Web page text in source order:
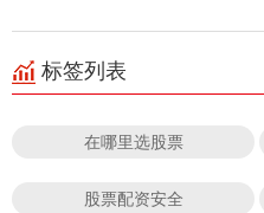
标签列表
在哪里选股票
股票配资安全